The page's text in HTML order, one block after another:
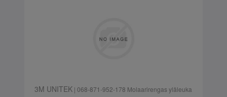
3M UNITEK| 068-871-952-178 Molaarirengas yläleuka